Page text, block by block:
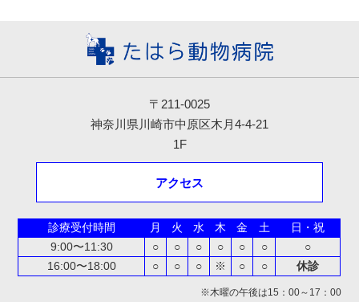
〒211-0025
神奈川県川崎市中原区木月4-4-21
1F
アクセス
診療受付時間 月 火 水 木 金 土
日・祝
9:00〜11:30
○ ○ ○ ○ ○ ○
○
16:00〜18:00
○ ○ ○ ※ ○ ○ 休診
※木曜の午後は15：00～17：00